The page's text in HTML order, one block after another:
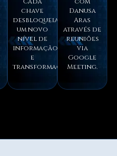
chave
desbloqueia
um novo
nível de
informação
e
transformação.
Danusa
Aras
através de
reuniões
via
Google
Meeting.